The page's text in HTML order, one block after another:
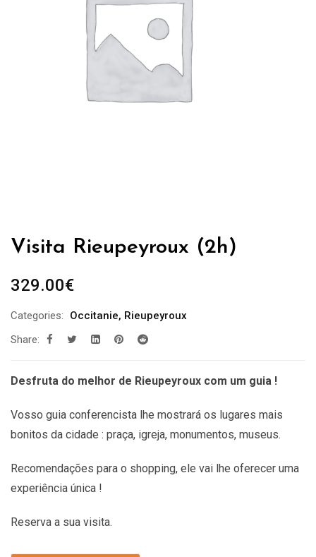
Visita Rieupeyroux (2h)
329.00€
Categories: Occitanie, Rieupeyroux
Share:
Desfruta do melhor de Rieupeyroux com um guia !
Vosso guia conferencista lhe mostrará os lugares mais
bonitos da cidade : praça, igreja, monumentos, museus.
Recomendações para o shopping, ele vai lhe oferecer uma
experiência única !
Reserva a sua visita.